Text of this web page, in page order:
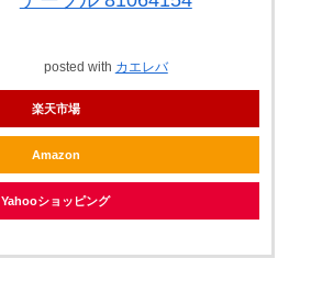
posted with カエレバ
楽天市場
Amazon
Yahooショッピング